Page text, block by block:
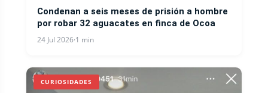
Condenan a seis meses de prisión a hombre
por robar 32 aguacates en finca de Ocoa
24 Jul 2026·1 min
CURIOSIDADES